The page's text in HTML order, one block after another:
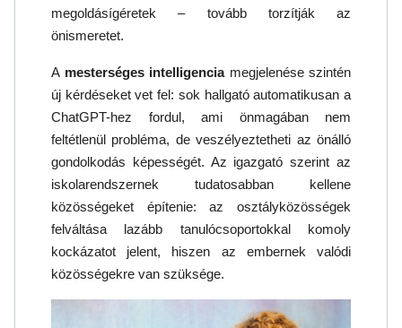
megoldásígéretek – tovább torzítják az
önismeretet.
A mesterséges intelligenciamegjelenése szintén
új kérdéseket vet fel: sok hallgató automatikusan a
ChatGPT-hez fordul, ami önmagában nem
feltétlenül probléma, de veszélyeztetheti az önálló
gondolkodás képességét. Az igazgató szerint az
iskolarendszernek tudatosabban kellene
közösségeket építenie: az osztályközösségek
felváltása lazább tanulócsoportokkal komoly
kockázatot jelent, hiszen az embernek valódi
közösségekre van szüksége.